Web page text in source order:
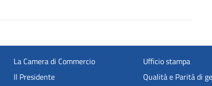
La Camera di Commercio
Il Presidente
Ufficio stampa
Qualità e Parità di